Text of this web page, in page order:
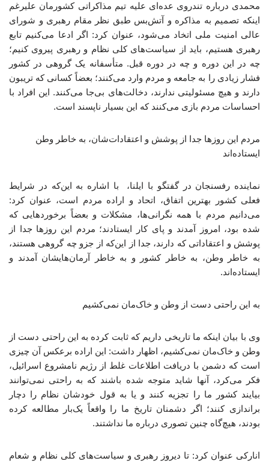
محمدی درباره تندروی عده‌ای علیه تیم مذاکراتی کشورمان علیرغم
اینکه تصمیم به مذاکره و آتش‌بس طبق نظر مقام رهبری و شورای
عالی امنیت ملی اتخاد می‌شود، عنوان کرد: اگر ادعا می‌کنیم تابع
رهبری هستیم، باید از سیاست‌های کلی نظام و رهبری پیروی کنیم؛
چه در این دوره و چه در دوره قبل. متأسفانه یک گروهی در کشور
فشار زیادی را به جامعه و مردم وارد می‌کنند؛ بعضاً کسانی که تریبون
دارند و هیچ مسئولیتی ندارند، دخالت‌های بی‌جا می‌کنند. این افراد با
احساسات مردم بازی می‌کنند که این بسیار ناپسند است.
مردم این روزها جدا از پوشش و اعتقادات‌شان، به خاطر وطن
ایستاده‌اند
نماینده رفسنجان در گفتگو با ایلنا، با اشاره به این‌که در شرایط
فعلی کشور بهترین اتفاق، اتحاد و اراده مردم است، عنوان کرد:
می‌دانیم مردم با همه نگرانی‌ها، مشکلات و بعضاً برخوردهایی که
شده بود، امروز آمدند و پای کار ایستادند؛ مردم این روزها جدا از
پوشش و اعتقاداتی که دارند، جدا از این‌که از جزو چه گروهی هستند،
به خاطر وطن، به خاطر کشور و به خاطر آرمان‌هایشان آمدند و
ایستاده‌اند.
به این راحتی دست از وطن و خاک‌مان نمی‌کشیم
وی با بیان اینکه ما تاریخی داریم که ثابت کرده به این راحتی دست از
وطن و خاک‌مان نمی‌کشیم، اظهار داشت: این اراده برعکس آن چیزی
است که دشمن با دریافت اطلاعات غلط از رژیم نامشروع اسرائیل،
فکر می‌کرد، آنها شاید متوجه شده باشند که به راحتی نمی‌توانند
بیایند کشور ما را تجزیه کنند و یا به قول خودشان نظام را دچار
براندازی کنند؛ اگر دشمنان تاریخ ما را واقعاً یک‌بار مطالعه کرده
بودند، هیچ‌گاه چنین تصوری درباره ما نداشتند.
انارکی عنوان کرد: تا دیروز رهبری و سیاست‌های کلی نظام و شعام